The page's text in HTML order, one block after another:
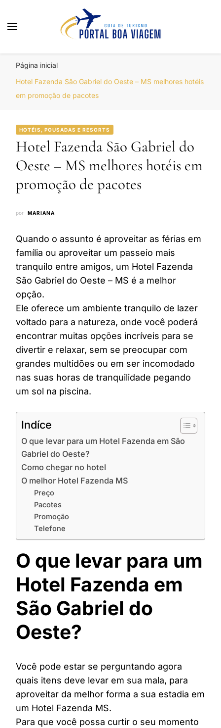
Página inicial
Hotel Fazenda São Gabriel do Oeste – MS melhores hotéis
em promoção de pacotes
HOTÉIS, POUSADAS E RESORTS
Hotel Fazenda São Gabriel do
Oeste – MS melhores hotéis em
promoção de pacotes
por MARIANA
Quando o assunto é aproveitar as férias em
família ou aproveitar um passeio mais
tranquilo entre amigos, um Hotel Fazenda
São Gabriel do Oeste – MS é a melhor
opção.
Ele oferece um ambiente tranquilo de lazer
voltado para a natureza, onde você poderá
encontrar muitas opções incríveis para se
divertir e relaxar, sem se preocupar com
grandes multidões ou em ser incomodado
nas suas horas de tranquilidade pegando
um sol na piscina.
Indíce
O que levar para um Hotel Fazenda em São
Gabriel do Oeste?
Como chegar no hotel
O melhor Hotel Fazenda MS
Preço
Pacotes
Promoção
Telefone
O que levar para um
Hotel Fazenda em
São Gabriel do
Oeste?
Você pode estar se perguntando agora
quais itens deve levar em sua mala, para
aproveitar da melhor forma a sua estadia em
um Hotel Fazenda MS.
Para que você possa curtir o seu momento